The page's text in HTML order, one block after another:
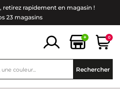
rapidement en magasin !
23 magasins
+ 0
Rechercher